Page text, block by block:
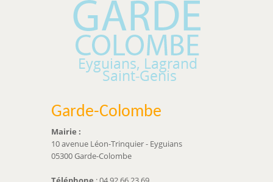
Garde-Colombe
Mairie :
10 avenue Léon-Trinquier - Eyguians
05300 Garde-Colombe